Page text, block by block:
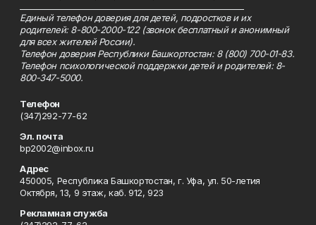
Единый телефон доверия для детей, подростков и их
родителей: 8-800-2000-122 (звонок бесплатный и анонимный
для всех жителей России).
Телефон доверия Республики Башкортостан: 8 (800) 700-01-83.
Телефон психологической поддержки детей и родителей: 8-
800-347-5000.
Телефон
(347)292-77-62
Эл. почта
bp2002@inbox.ru
Адрес
450005, Республика Башкортостан, г. Уфа, ул. 50-летия
Октября, 13, 9 этаж, каб. 912, 923
Рекламная служба